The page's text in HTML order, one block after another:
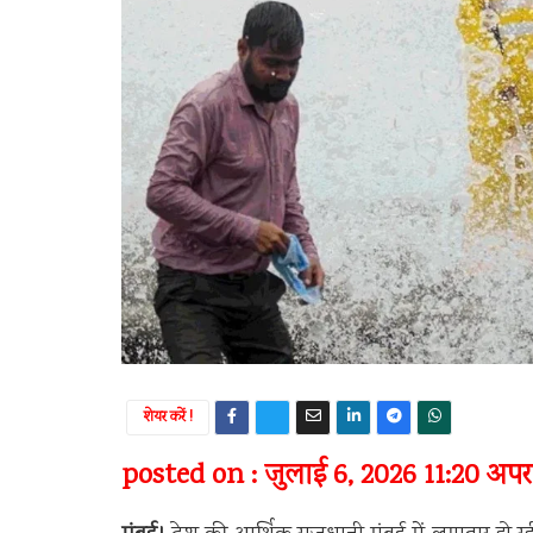
शेयर करें !
posted on : जुलाई 6, 2026 11:20